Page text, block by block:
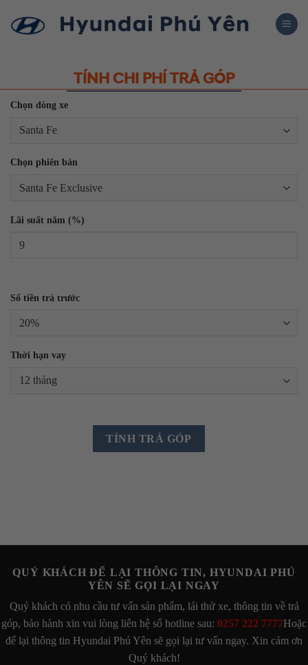
TÍNH CHI PHÍ TRẢ GÓP
Chọn dòng xe
Chọn phiên bản
Lãi suất năm (%)
Số tiền trả trước
Thời hạn vay
TÍNH TRẢ GÓP
QUÝ KHÁCH ĐỂ LẠI THÔNG TIN, HYUNDAI PHÚ
YÊN SẼ GỌI LẠI NGAY
Quý khách có nhu cầu tư vấn sản phẩm, lái thử xe, thông tin về trả
góp, bảo hành xin vui lòng liên hệ số hotline sau: 0257 222 7777Hoặc
để lại thông tin Hyundai Phú Yên sẽ gọi lại tư vấn ngay. Xin cảm ơn
Quý khách!